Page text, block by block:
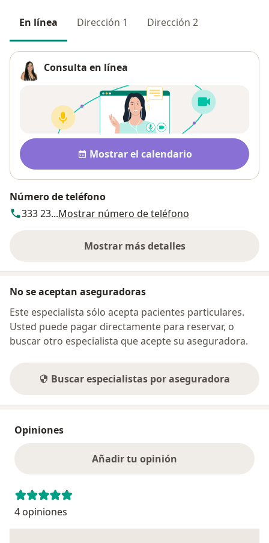
En línea Dirección 1 Dirección 2
Consulta en línea
Disponibilidad
Mostrar el calendario
Número de teléfono
333 23...Mostrar número de teléfono
Mostrar más detalles
sobre la dirección
No se aceptan aseguradoras
Este especialista sólo acepta pacientes particulares.
Usted puede pagar directamente para reservar, o
buscar otro especialista que acepte su aseguradora.
Buscar especialistas por aseguradora
Opiniones
Añadir tu opinión
4 opiniones